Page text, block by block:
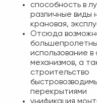
способность в
различные виды
крановая,
Отсюда
использование
механизмов, а
строительство
перекрытиями